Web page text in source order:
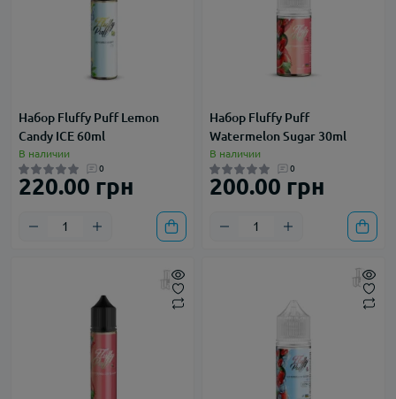
Набор Fluffy Puff Lemon
Candy ICE 60ml
В наличии
0
220.00 грн
Набор Fluffy Puff
Watermelon Sugar 30ml
В наличии
0
200.00 грн